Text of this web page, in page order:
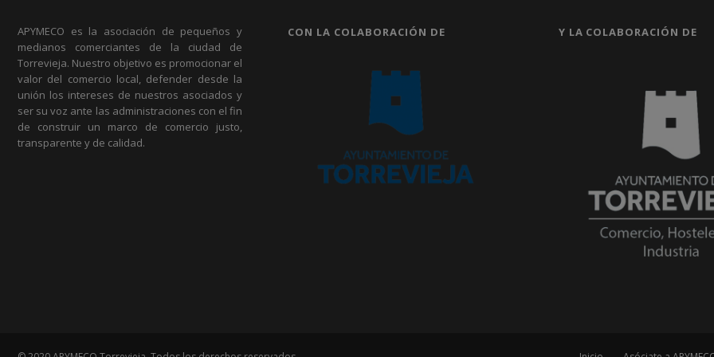
APYMECO es la asociación de pequeños y
medianos comerciantes de la ciudad de
Torrevieja. Nuestro objetivo es promocionar el
valor del comercio local, defender desde la
unión los intereses de nuestros asociados y
ser su voz ante las administraciones con el fin
de construir un marco de comercio justo,
transparente y de calidad.
CON LA COLABORACIÓN DE Y LA COLABORACIÓN DE